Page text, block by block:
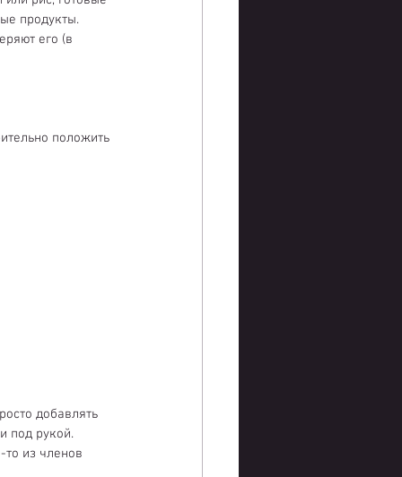
продукты.
его (в
положить
добавлять
под рукой.
из членов